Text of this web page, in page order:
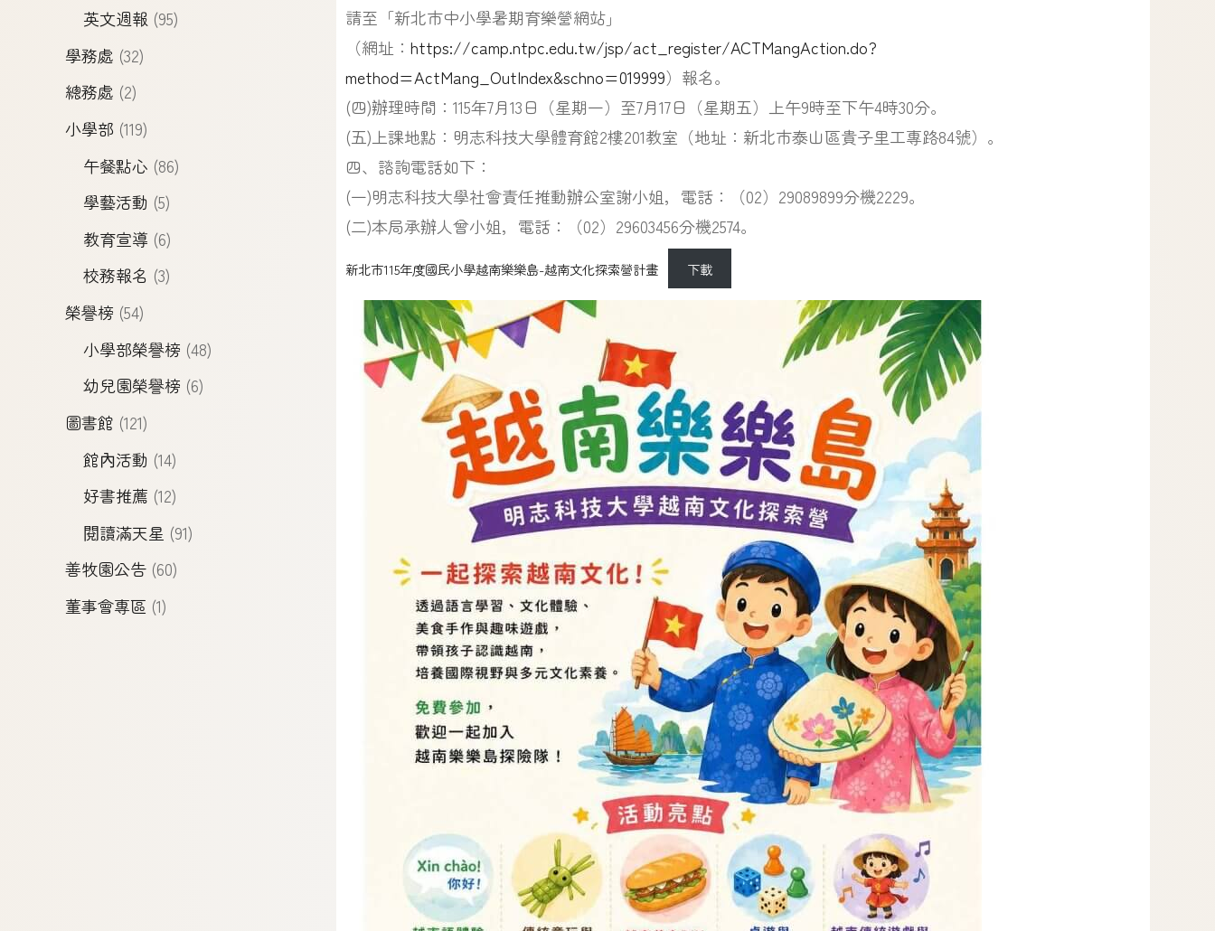
英文週報 (95)
學務處 (32)
總務處 (2)
小學部 (119)
午餐點心 (86)
學藝活動 (5)
教育宣導 (6)
校務報名 (3)
榮譽榜 (54)
小學部榮譽榜 (48)
幼兒園榮譽榜 (6)
圖書館 (121)
館內活動 (14)
好書推薦 (12)
閱讀滿天星 (91)
善牧園公告 (60)
董事會專區 (1)
請至「新北市中小學暑期育樂營網站」
（網址： https://camp.ntpc.edu.tw/jsp/act_register/ACTMangAction.do?
method=ActMang_OutIndex&schno=019999）報名。
(四)辦理時間：115年7月13日（星期一）至7月17日（星期五）上午9時至下午4時30分。
(五)上課地點：明志科技大學體育館2樓201教室（地址：新北市泰山區貴子里工專路84號）。
四、諮詢電話如下：
(一)明志科技大學社會責任推動辦公室謝小姐，電話：（02）29089899分機2229。
(二)本局承辦人曾小姐，電話：（02）29603456分機2574。
新北市115年度國民小學越南樂樂島-越南文化探索營計畫 下載